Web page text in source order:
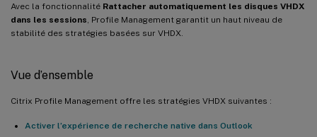
Avec la fonctionnalité Rattacher automatiquement les disques VHDX
dans les sessions , Profile Management garantit un haut niveau de
stabilité des stratégies basées sur VHDX.
Vue d’ensemble
Citrix Profile Management offre les stratégies VHDX suivantes :
Activer l’expérience de recherche native dans Outlook